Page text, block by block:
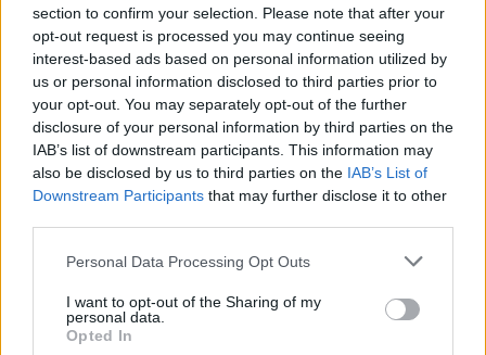
section to confirm your selection. Please note that after your
opt-out request is processed you may continue seeing
interest-based ads based on personal information utilized by
us or personal information disclosed to third parties prior to
your opt-out. You may separately opt-out of the further
disclosure of your personal information by third parties on the
IAB’s list of downstream participants. This information may
also be disclosed by us to third parties on the IAB’s List of
Downstream Participants that may further disclose it to other
Personal Data Processing Opt Outs
I want to opt-out of the Sharing of my
personal data.
Opted In
nella scorsa estate può dire serenamente di
averla vinta.
Arthur Atta- Quotazione iniziale 6 - Quotazione
finale 20 - Differenza +14 - Alla sua seconda
stagione con la maglia dell'Udinese il classe
2003 ha iniziato finalmente a far vedere tutte le
referto 23 presenze a voto, senza mai timbrare il
l'aria era cambiata già nel primo turno
preliminare di Coppa Italia segnando contro la